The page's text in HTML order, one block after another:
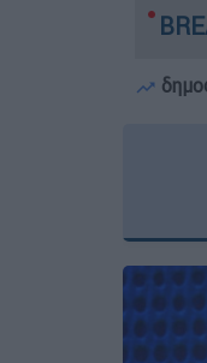
Μυστράς: